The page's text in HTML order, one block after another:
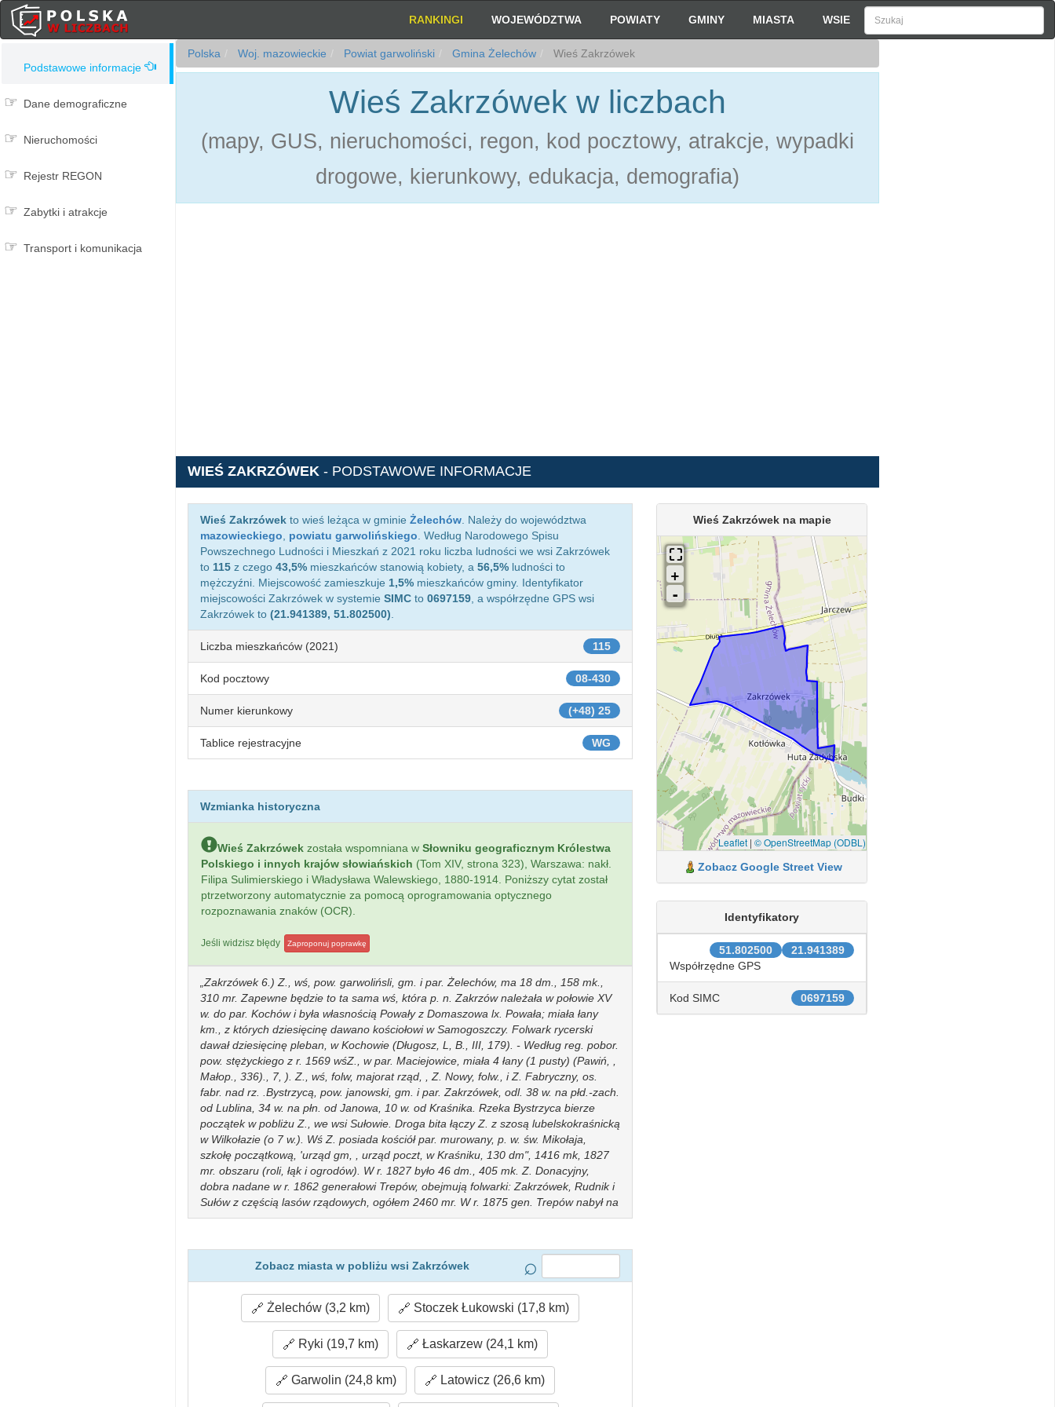
RANKINGI WOJEWÓDZTWA POWIATY GMINY MIASTA WSIE
Podstawowe informacje
Dane demograficzne
Nieruchomości
Rejestr REGON
Zabytki i atrakcje
Transport i komunikacja
Polska Woj. mazowieckie Powiat garwoliński Gmina Żelechów Wieś Zakrzówek
Wieś Zakrzówek w liczbach
(mapy, GUS, nieruchomości, regon, kod pocztowy, atrakcje, wypadki
drogowe, kierunkowy, edukacja, demografia)
WIEŚ ZAKRZÓWEK - PODSTAWOWE INFORMACJE
Wieś Zakrzówek to wieś leżąca w gminie Żelechów . Należy do województwa
mazowieckiego
powiatu garwolińskiego . Według Narodowego Spisu
Powszechnego Ludności i Mieszkań z 2021 roku liczba ludności we wsi Zakrzówek
to 115 z czego 43,5% mieszkańców stanowią kobiety, a 56,5% ludności to
mężczyźni. Miejscowość zamieszkuje 1,5% mieszkańców gminy. Identyfikator
miejscowości Zakrzówek w systemie SIMC to 0697159 , a współrzędne GPS wsi
Zakrzówek to (21.941389, 51.802500)
115
Liczba mieszkańców (2021)
08-430
Kod pocztowy
(+48) 25
Numer kierunkowy
WG
Tablice rejestracyjne
Wzmianka historyczna
Wieś Zakrzówek została wspomniana w Słowniku geograficznym Królestwa
Polskiego i innych krajów słowiańskich (Tom XIV, strona 323), Warszawa: nakł.
Filipa Sulimierskiego i Władysława Walewskiego, 1880-1914. Poniższy cytat został
ptrzetworzony automatycznie za pomocą oprogramowania optycznego
rozpoznawania znaków (OCR).
Jeśli widzisz błędy Zaproponuj poprawkę
Zakrzówek 6.) Z., wś, pow. garwolińsli, gm. i par. Żelechów, ma 18 dm., 158 mk.,
310 mr. Zapewne będzie to ta sama wś, która p. n. Zakrzów należała w połowie XV
w. do par. Kochów i była własnością Powały z Domaszowa lx. Powała; miała łany
km., z których dziesięcinę dawano kościołowi w Samogoszczy. Folwark rycerski
dawał dziesięcinę pleban, w Kochowie (Długosz, L, B., III, 179). - Według reg. pobor.
pow. stężyckiego z r. 1569 wśZ., w par. Maciejowice, miała 4 łany (1 pusty) (Pawiń, ,
Małop., 336)., 7, ). Z., wś, folw, majorat rząd, , Z. Nowy, folw., i Z. Fabryczny, os.
fabr. nad rz. .Bystrzycą, pow. janowski, gm. i par. Zakrzówek, odl. 38 w. na płd.-zach.
od Lublina, 34 w. na płn. od Janowa, 10 w. od Kraśnika. Rzeka Bystrzyca bierze
początek w pobliżu Z., we wsi Sułowie. Droga bita łączy Z. z szosą lubelskokraśnicką
w Wilkołazie (o 7 w.). Wś Z. posiada kościół par. murowany, p. w. św. Mikołaja,
szkołę początkową, 'urząd gm, , urząd poczt, w Kraśniku, 130 dm", 1416 mk, 1827
mr. obszaru (roli, łąk i ogrodów). W r. 1827 było 46 dm., 405 mk. Z. Donacyjny,
dobra nadane w r. 1862 generałowi Trepów, obejmują folwarki: Zakrzówek, Rudnik i
Sułów z częścią lasów rządowych, ogółem 2460 mr. W r. 1875 gen. Trepów nabył na
licytacyi 4000 mr. lasów rządowych i z tego odprzedał 120 mr. Towarzystwu
hamburskiemu. Na tych przestrzeniach powstały: Z. Nowy i Z. Fabryczny. Z. Nowy,
folw., w r. 1888 miał 1105 mr. obszaru (490 roli, 3łąk, 589 lasu, 23 nieuż.), 11 bud.
mur., 20 drew., młyn wodny. W r, "188 9 nabył go od Martensa za 90000 rs. Tadeusz
Kiciński i w części rozparcelował na kolonie, tak, że obecnie folw. ma 530 mr. roli, 6
łąk, 240 lasu, 8 ogrodu, 27 pastw, Z. Poduchowny, dawna własność proboszczów
miejscowych, nabyty na licytacyi r, 1869 przez Czyżowa, obejmuje 265 mr. roli, 18
łąk, 3 ogr, i 10 pastw. Z. Donacyjny, dobra składają się z folw. Zakrzówek (750 mr.
roli, 47 łąk, 16 ogr, , 73 pastw.), Rudnik (352 roli, 9 łąk, 6V2 ogr., 17 pastw.), Sułów
(270 roli, 28 łąk, 3 ogr., 44, pastw. Do dóbr należy 1057 mr. lasu urządzonego.
Budowle ubezpieczone od ognia na 28000 rs. Towarzystwo kredytowe ziemskie
Zobacz miasta w pobliżu wsi Zakrzówek
Żelechów (3,2 km) Stoczek Łukowski (17,8 km)
Ryki (19,7 km) Łaskarzew (24,1 km)
Garwolin (24,8 km) Latowicz (26,6 km)
Wieś Zakrzówek na mapie
Leaflet| © OpenStreetMap (ODBL)
Zobacz Google Street View
Identyfikatory
21.941389
51.802500
Współrzędne GPS
0697159
Kod SIMC